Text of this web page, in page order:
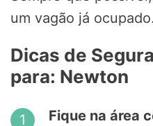
um vagão já ocupado.
Dicas de
para: Newton
Fique na área